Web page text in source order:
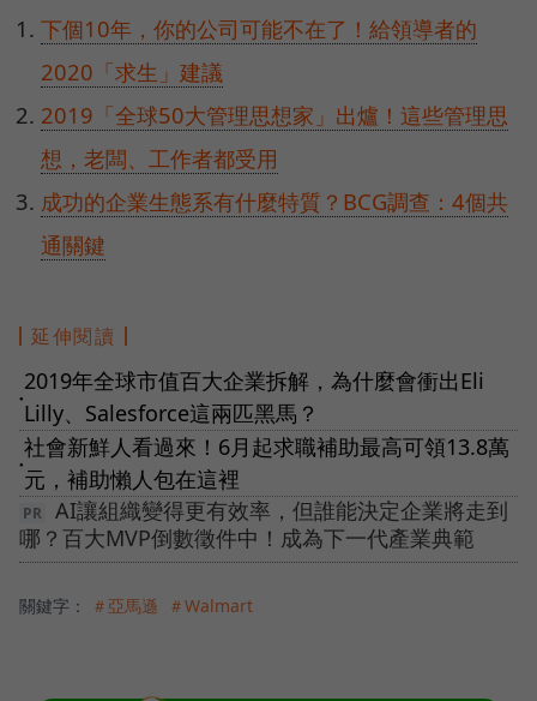
下個10年，你的公司可能不在了！給領導者的
2020「求生」建議
2019「全球50大管理思想家」出爐！這些管理思
想，老闆、工作者都受用
成功的企業生態系有什麼特質？BCG調查：4個共
通關鍵
延伸閱讀
●
2019年全球市值百大企業拆解，為什麼會衝出Eli
Lilly、Salesforce這兩匹黑馬？
●
社會新鮮人看過來！6月起求職補助最高可領13.8萬
元，補助懶人包在這裡
AI讓組織變得更有效率，但誰能決定企業將走到
哪？百大MVP倒數徵件中！成為下一代產業典範
關鍵字： ＃亞馬遜 ＃Walmart